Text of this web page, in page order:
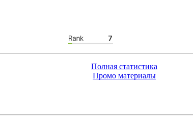
Полная статистика
Промо материалы